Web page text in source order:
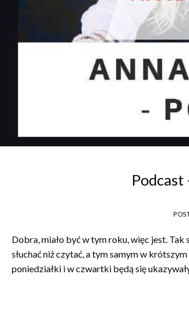
Podcast
Dobra, miało być w tym roku, więc jest.
słuchać niż czytać, a tym samym w
poniedziałki i w czwartki będą się